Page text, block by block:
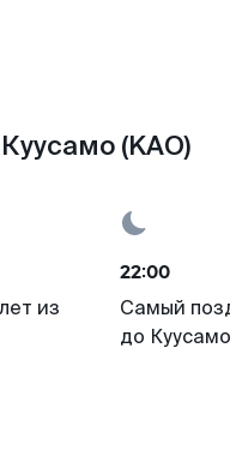
(KAO)
из
22:00
Самый
до Куусамо